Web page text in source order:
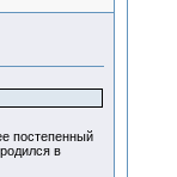
постепенный
в